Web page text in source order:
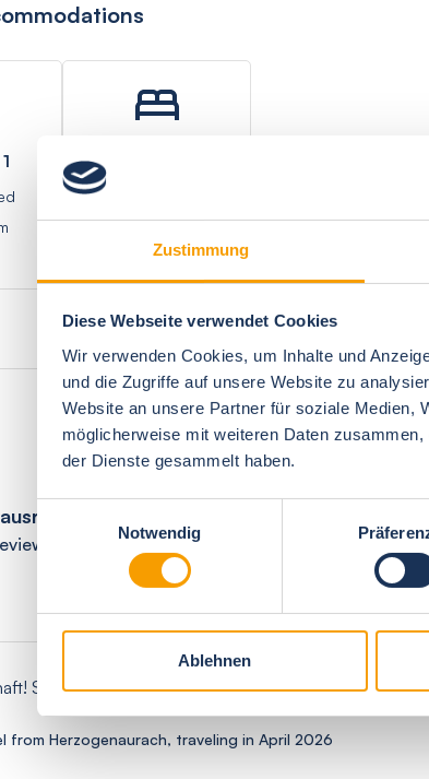
Zustimmung
Diese Webseite verwendet Cookies
Wir verwenden Cookies, um Inhalte und
und die Zugriffe auf unsere Website zu
Website an unsere Partner für soziale Medien,
möglicherweise mit weiteren Daten
der Dienste gesammelt haben.
Einwilligungsauswahl
Notwendig
Ablehnen
1 Small double bed
Width <170 cm
overall impression
Sehr zu empfehlen!
from Herzogenaurach, traveling in April 2026